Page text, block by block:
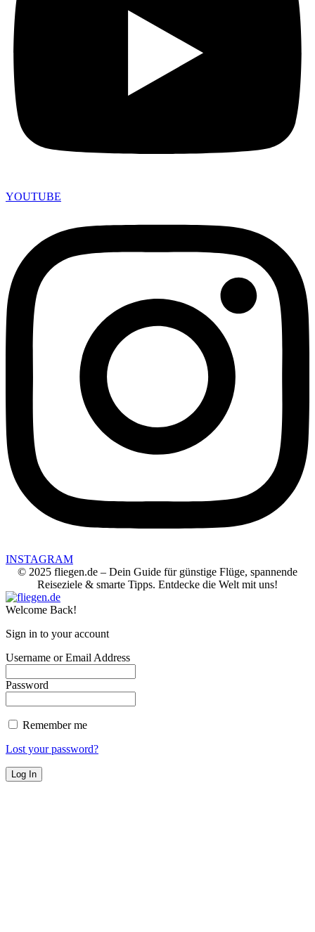
YOUTUBE
INSTAGRAM
© 2025 fliegen.de – Dein Guide für günstige Flüge, spannende
Reiseziele & smarte Tipps. Entdecke die Welt mit uns!
Welcome Back!
Sign in to your account
Username or Email Address
Password
Remember me
Lost your password?